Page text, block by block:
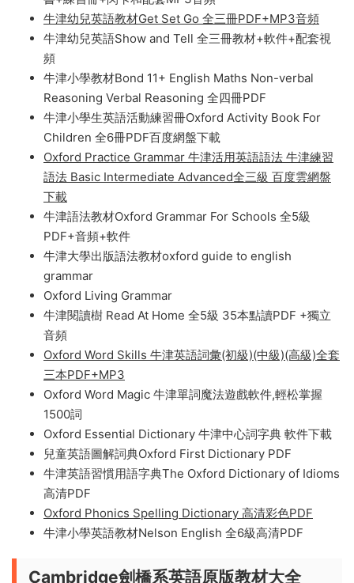
牛津中學英語教材Go It 全四級百度網盤下載
牛津教材English File 第三版學生用書，音頻，CD ROM
全套資料百度網盤下載
牛津oxford英版First Friends 高清PDF學生書＋教師用
書+練習冊+閃卡和配套MP3音頻
牛津幼兒英語教材Get Set Go 全三冊PDF+MP3音頻
牛津幼兒英語Show and Tell 全三冊教材+軟件+配套視
頻
牛津小學教材Bond 11+ English Maths Non-verbal
Reasoning Verbal Reasoning 全四冊PDF
牛津小學生英語活動練習冊Oxford Activity Book For
Children 全6冊PDF百度網盤下載
Oxford Practice Grammar 牛津活用英語語法 牛津練習
語法 Basic Intermediate Advanced全三級 百度雲網盤
下載
牛津語法教材Oxford Grammar For Schools 全5級
PDF+音頻+軟件
牛津大學出版語法教材oxford guide to english
grammar
Oxford Living Grammar
牛津閱讀樹 Read At Home 全5級 35本點讀PDF +獨立
音頻
Oxford Word Skills 牛津英語詞彙(初級)(中級)(高級)全套
三本PDF+MP3
Oxford Word Magic 牛津單詞魔法遊戲軟件,輕松掌握
1500詞
Oxford Essential Dictionary 牛津中心詞字典 軟件下載
牛津英語習慣用語字典The Oxford Dictionary of Idioms